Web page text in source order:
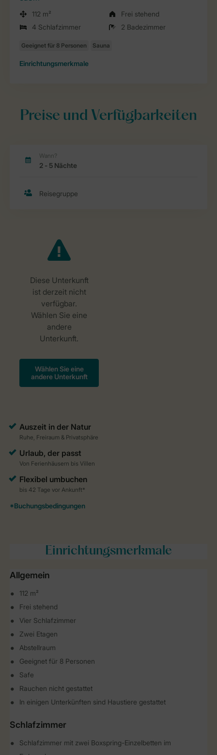
112 m²
Frei stehend
4 Schlafzimmer
2 Badezimmer
Einrichtungsmerkmale
Preise und Verfügbarkeiten
Einrichtungsmerkmale
Allgemein
112 m²
Frei stehend
Vier Schlafzimmer
Zwei Etagen
Abstellraum
Geeignet für 8 Personen
Safe
Rauchen nicht gestattet
In einigen Unterkünften sind Haustiere gestattet
Schlafzimmer
Schlafzimmer mit zwei Boxspring-Einzelbetten im